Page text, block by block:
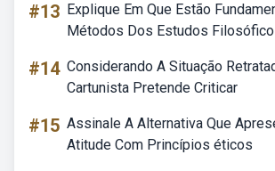
#13 Explique Em Que Estão
Métodos Dos Estudos
#14 Considerando A Situação
Cartunista Pretende Criticar
#15 Assinale A Alternativa Que
Atitude Com Princípios éticos